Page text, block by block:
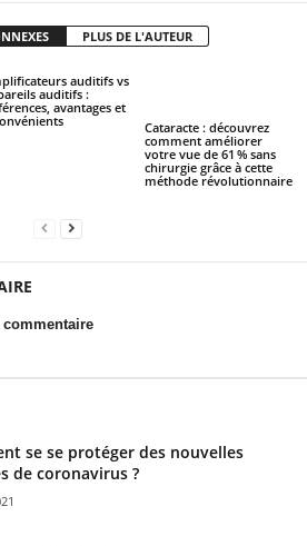
PLUS DE L'AUTEUR
auditifs vs
auditifs :
avantages et
Cataracte : découvrez
comment améliorer
votre vue de 61 % sans
chirurgie grâce à cette
méthode révolutionnaire
se se protéger des nouvelles
de coronavirus ?